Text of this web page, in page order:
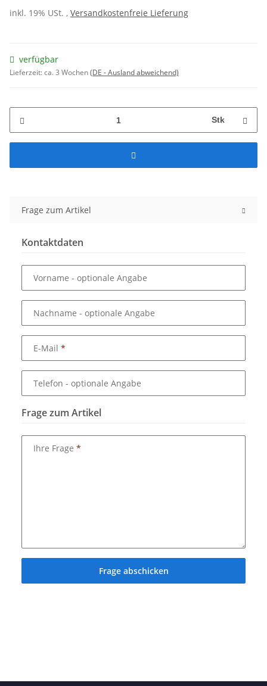
inkl. 19% USt. , Versandkostenfreie Lieferung
verfügbar
Lieferzeit:ca. 3 Wochen(DE - Ausland abweichend)
Stk
Frage zum Artikel
Kontaktdaten
Vorname - optionale Angabe
Nachname - optionale Angabe
E-Mail
Telefon - optionale Angabe
Frage zum Artikel
Ihre Frage
Frage abschicken